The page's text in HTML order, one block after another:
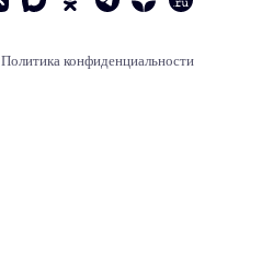
Политика конфиденциальности